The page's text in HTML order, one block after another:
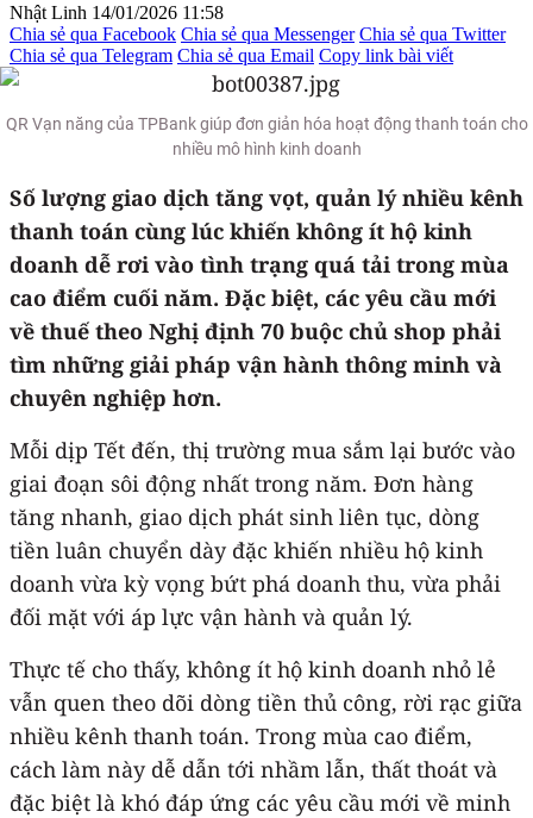
Nhật Linh 14/01/2026 11:58
Chia sẻ qua Facebook Chia sẻ qua Messenger Chia sẻ qua Twitter
Chia sẻ qua Telegram Chia sẻ qua Email Copy link bài viết
QR Vạn năng của TPBank giúp đơn giản hóa hoạt động thanh toán cho
nhiều mô hình kinh doanh
Số lượng giao dịch tăng vọt, quản lý nhiều kênh
thanh toán cùng lúc khiến không ít hộ kinh
doanh dễ rơi vào tình trạng quá tải trong mùa
cao điểm cuối năm. Đặc biệt, các yêu cầu mới
về thuế theo Nghị định 70 buộc chủ shop phải
tìm những giải pháp vận hành thông minh và
chuyên nghiệp hơn.
Mỗi dịp Tết đến, thị trường mua sắm lại bước vào
giai đoạn sôi động nhất trong năm. Đơn hàng
tăng nhanh, giao dịch phát sinh liên tục, dòng
tiền luân chuyển dày đặc khiến nhiều hộ kinh
doanh vừa kỳ vọng bứt phá doanh thu, vừa phải
đối mặt với áp lực vận hành và quản lý.
Thực tế cho thấy, không ít hộ kinh doanh nhỏ lẻ
vẫn quen theo dõi dòng tiền thủ công, rời rạc giữa
nhiều kênh thanh toán. Trong mùa cao điểm,
cách làm này dễ dẫn tới nhầm lẫn, thất thoát và
đặc biệt là khó đáp ứng các yêu cầu mới về minh